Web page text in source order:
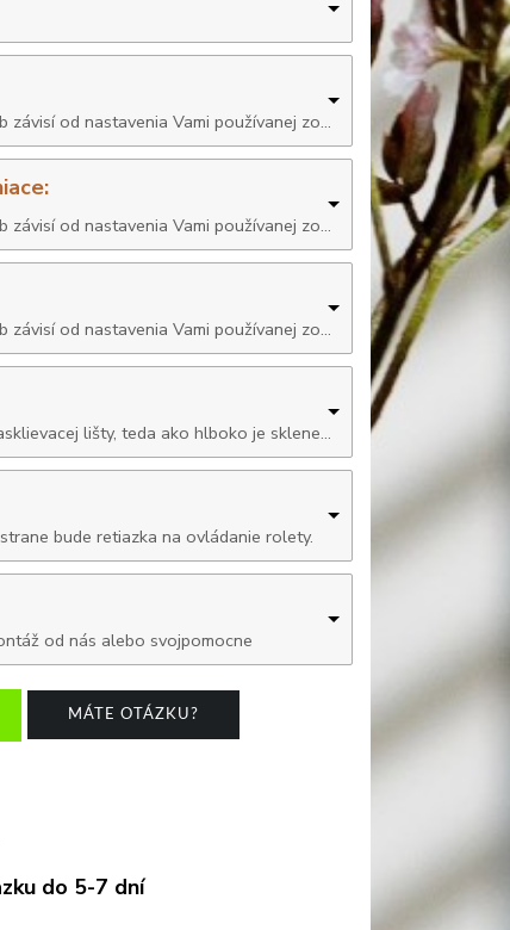
lišty, teda ako hlboko je sklenená výplň od rámu
bude retiazka na ovládanie rolety.
od nás alebo svojpomocne
MÁTE OTÁZKU?
do 5-7 dní